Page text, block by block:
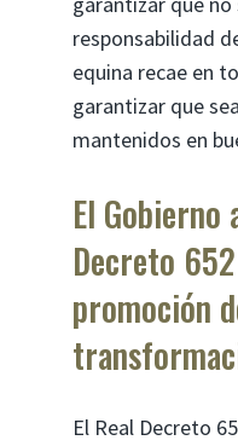
responsabilidad
equina recae en
garantizar que
mantenidos en
El Gobierno
Decreto
promoción
El Real Decreto